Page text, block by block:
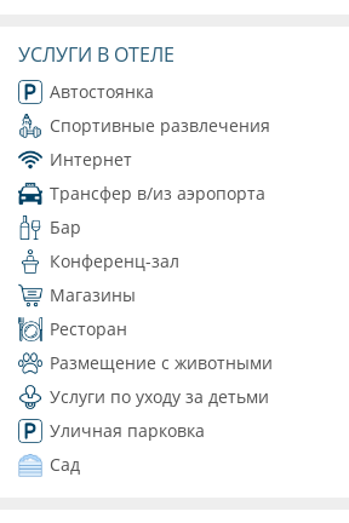
УСЛУГИ В ОТЕЛЕ
Автостоянка
Спортивные развлечения
Интернет
Трансфер в/из аэропорта
Бар
Конференц-зал
Магазины
Ресторан
Размещение с животными
Услуги по уходу за детьми
Уличная парковка
Сад